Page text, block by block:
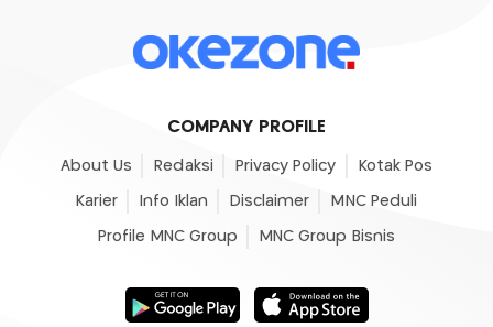
COMPANY PROFILE
About Us Redaksi Privacy Policy Kotak Pos
Karier Info Iklan Disclaimer MNC Peduli
Profile MNC Group MNC Group Bisnis